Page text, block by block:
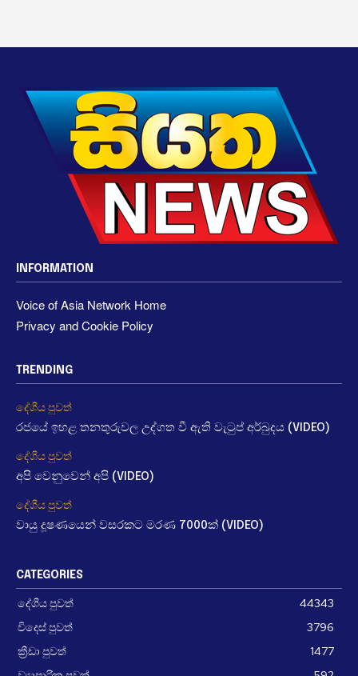
INFORMATION
Voice of Asia Network Home
Privacy and Cookie Policy
TRENDING
දේශීය පුවත්
රජයේ ඉහළ තනතුරුවල උද්ගත වී ඇති වැටුප් අර්බුදය (VIDEO)
දේශීය පුවත්
අපි වෙනුවෙන් අපි (VIDEO)
දේශීය පුවත්
වායු දූෂණයෙන් වසරකට මරණ 7000ක් (VIDEO)
CATEGORIES
දේශීය පුවත්
44343
විදෙස් පුවත්
3796
ක්‍රීඩා පුවත්
1477